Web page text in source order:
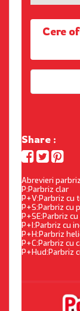
Cere
Share :
Abrevieri
P:Parbriz clar
P+V:Parbriz cu
P+S:Parbriz cu
P+SE:Parbriz
P+I:Parbriz cu
P+H:Parbriz
P+C:Parbriz cu
P+Hud:Parbriz